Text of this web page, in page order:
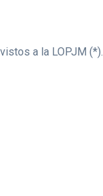
a la LOPJM (*).